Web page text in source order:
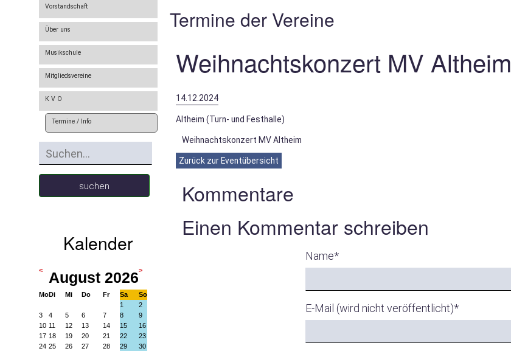
Termine der Vereine
Weihnachtskonzert MV Altheim
14.12.2024
Altheim (Turn- und Festhalle)
Weihnachtskonzert MV Altheim
Zurück zur Eventübersicht
Kommentare
Einen Kommentar schreiben
Name*
E-Mail (wird nicht veröffentlicht)*
Vorstandschaft
Über uns
Musikschule
Mitgliedsvereine
K V O
Termine / Info
suchen
Kalender
< August 2026>
MoDi Mi Do Fr Sa
So
1
2
3
4 5 6 7 8
9
10 11 12 13 14 15
16
17 18 19 20 21 22
23
24 25 26 27 28 29
30